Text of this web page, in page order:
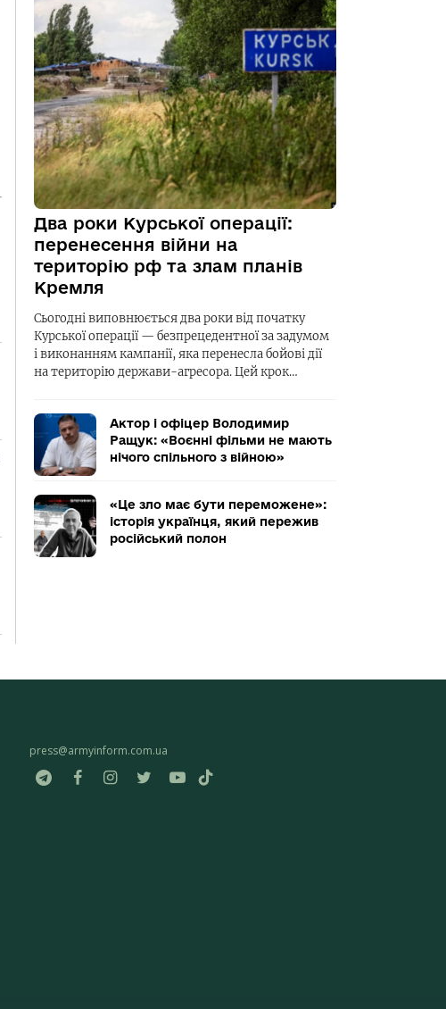
Два роки Курської операції:
перенесення війни на
територію рф та злам планів
Кремля
Сьогодні виповнюється два роки від початку
Курської операції — безпрецедентної за задумом
і виконанням кампанії, яка перенесла бойові дії
на територію держави-агресора. Цей крок…
Актор і офіцер Володимир
Ращук: «Воєнні фільми не мають
нічого спільного з війною»
«Це зло має бути переможене»:
історія українця, який пережив
російський полон
press@armyinform.com.ua